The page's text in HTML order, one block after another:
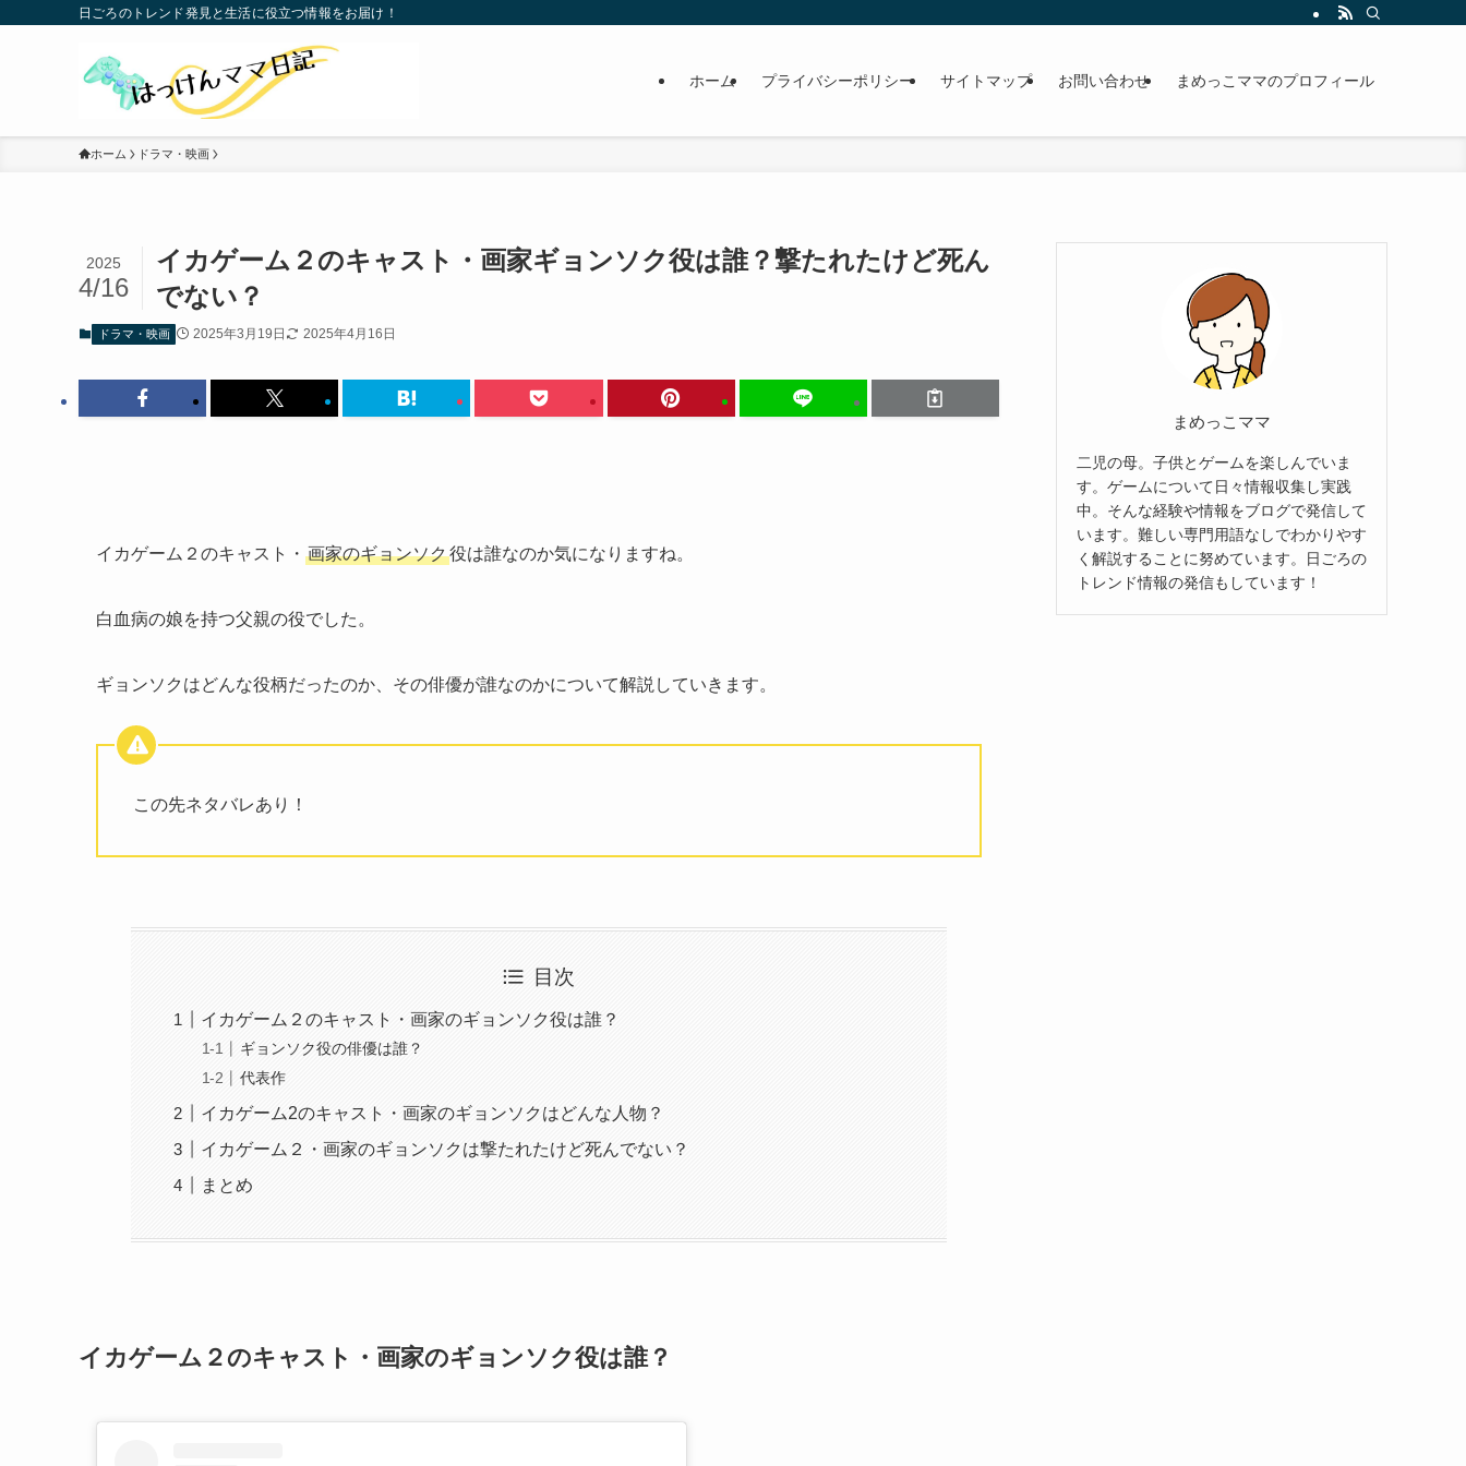
日ごろのトレンド発見と生活に役立つ情報をお届け！
ホーム プライバシーポリシー サイトマップ お問い合わせ まめっこママのプロフィール
ホーム ドラマ・映画
イカゲーム２のキャスト・画家ギョンソク役は誰？撃たれたけど死ん
でない？
2025
4/16
ドラマ・映画 2025年3月19日 2025年4月16日
イカゲーム２のキャスト・ 画家のギョンソク役は誰なのか気になりますね。
白血病の娘を持つ父親の役でした。
ギョンソクはどんな役柄だったのか、その俳優が誰なのかについて解説していきます。
この先ネタバレあり！
目次
イカゲーム２のキャスト・画家のギョンソク役は誰？
ギョンソク役の俳優は誰？
代表作
イカゲーム2のキャスト・画家のギョンソクはどんな人物？
イカゲーム２・画家のギョンソクは撃たれたけど死んでない？
まとめ
イカゲーム２のキャスト・画家のギョンソク役は誰？
まめっこママ
二児の母。子供とゲームを楽しんでいま
す。ゲームについて日々情報収集し実践
中。そんな経験や情報をブログで発信して
います。難しい専門用語なしでわかりやす
く解説することに努めています。日ごろの
トレンド情報の発信もしています！